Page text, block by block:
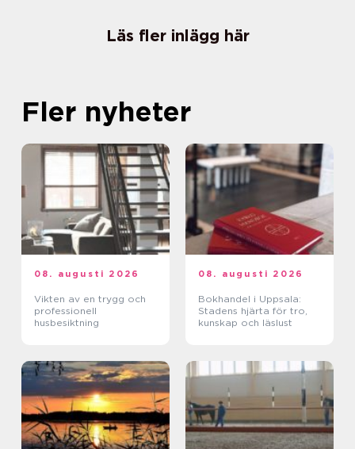
Läs fler inlägg här
Fler nyheter
08. augusti 2026
Vikten av en trygg och
professionell
husbesiktning
08. augusti 2026
Bokhandel i Uppsala:
Stadens hjärta för tro,
kunskap och läslust